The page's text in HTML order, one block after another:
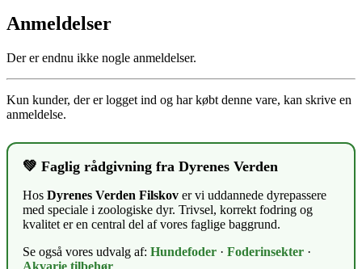
Anmeldelser
Der er endnu ikke nogle anmeldelser.
Kun kunder, der er logget ind og har købt denne vare, kan skrive en
anmeldelse.
💚 Faglig rådgivning fra Dyrenes Verden
Hos Dyrenes Verden Filskov er vi uddannede dyrepassere
med speciale i zoologiske dyr. Trivsel, korrekt fodring og
kvalitet er en central del af vores faglige baggrund.
Se også vores udvalg af: Hundefoder · Foderinsekter ·